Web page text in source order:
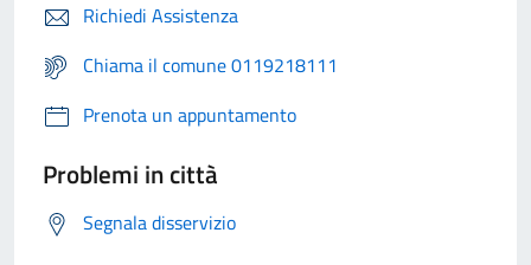
Richiedi Assistenza
Chiama il comune 0119218111
Prenota un appuntamento
Problemi in città
Segnala disservizio